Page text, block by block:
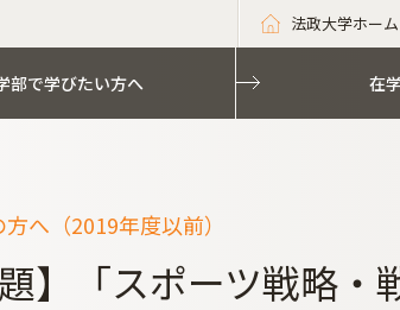
法政大学ホーム
部で学びたい方へ 在
へ（2019年度以前）
題】「スポーツ戦略